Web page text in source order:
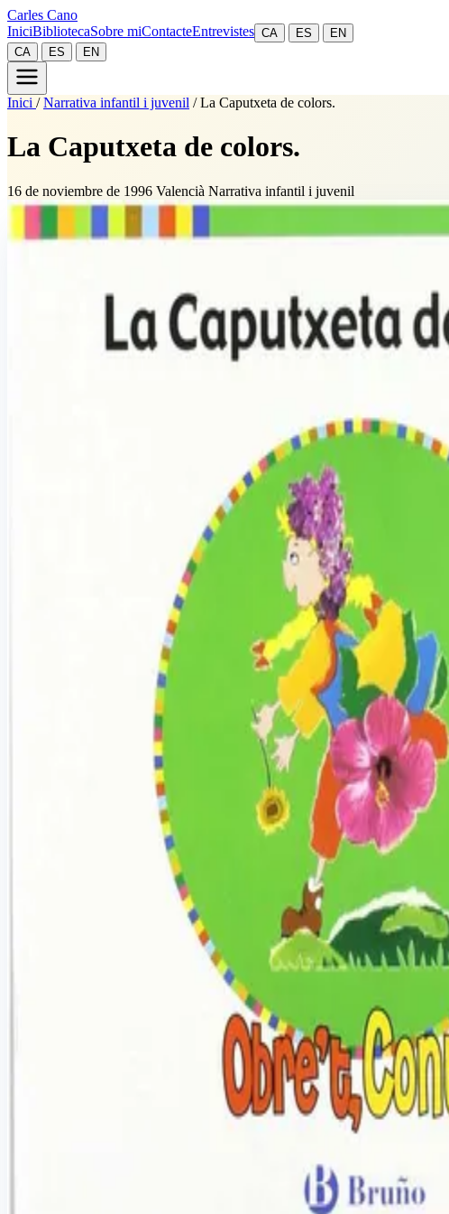
Carles Cano
IniciBibliotecaSobre miContacteEntrevistes CA ES
EN
CA
ES EN
Inici / Narrativa infantil i juvenil / La Caputxeta de colors.
La Caputxeta de colors.
16 de noviembre de 1996 Valencià Narrativa infantil i juvenil